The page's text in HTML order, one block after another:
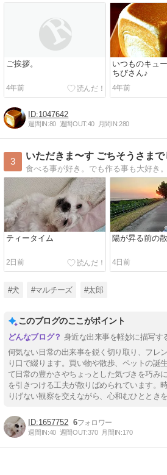
ご挨拶。
4年前
いつものキュ
ちびさん♪
4年前
1047642
週間IN:80 週間OUT:40 月間IN:280
3
いただきま〜す ごちそうさまで
ティータイム
2日前
陽が昇る前の
4日前
#犬 #マルチーズ #太郎
このブログのここがポイント
身近な出来事を軽妙に描写す
何気ない日常の出来事を鋭く切り取り、フレ
り口で綴ります。買い物や散歩、ペットの誕
て日常の豊かさやちょっとした気づきを巧み
を引きつける工夫が散りばめられています。
りげない観察を交えながら、心和むひととき
1657752 6
週間IN:40 週間OUT:370 月間IN:170